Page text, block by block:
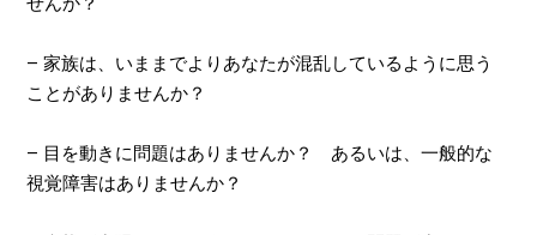
–家族は、いままでよりあなたが混乱しているように思う
ことがありませんか？
– 目を動きに問題はありませんか？ あるいは、一般的な
視覚障害はありませんか？